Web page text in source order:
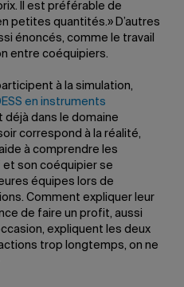
Il est préférable de
petites quantités.» D’autres
énoncés, comme le travail
entre coéquipiers.
à la simulation,
en instruments
déjà dans le domaine
correspond à la réalité,
à comprendre les
et son coéquipier se
équipes lors de
Comment expliquer leur
de faire un profit, aussi
expliquent les deux
trop longtemps, on ne